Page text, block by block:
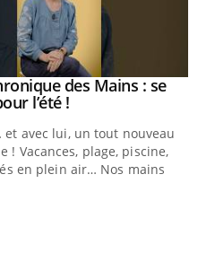
les écrans en
des Mains : se
l’été !Youtube
et avec lui, un tout nouveau
! Vacances, plage, piscine,
en plein air… Nos mains